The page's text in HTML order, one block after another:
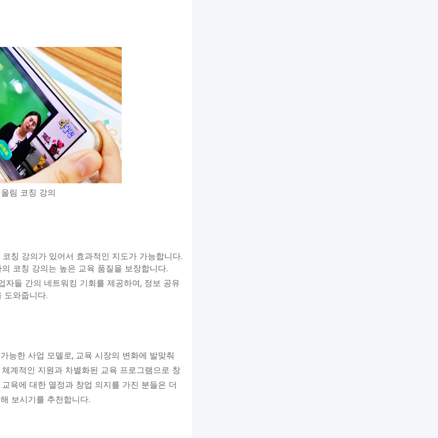
림 코칭 강의
칭 강의가 있어서 효과적인 지도가 가능합니다.
코칭 강의는 높은 교육 품질을 보장합니다.
자들 간의 네트워킹 기회를 제공하여, 정보 공유
도와줍니다.
능한 사업 모델로, 교육 시장의 변화에 발맞춰
계적인 지원과 차별화된 교육 프로그램으로 창
육에 대한 열정과 창업 의지를 가진 분들은 더
보시기를 추천합니다.